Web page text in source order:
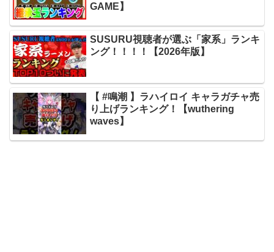
GAME】
SUSURU視聴者が選ぶ「家系」ランキ
ング！！！！【2026年版】
【 #鳴潮 】ラハイロイ キャラガチャ売
り上げランキング！【wuthering
waves】